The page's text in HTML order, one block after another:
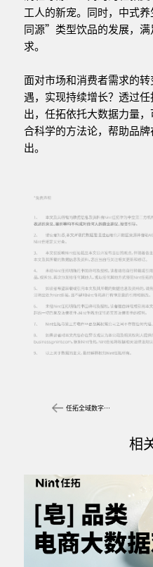
工人的新宠。同时，中式
同源”类型饮品的发展，
求。
面对市场和消费者需求的
遇，实现持续增长？透过
出，任拓依托大数据力量
合科学的方法论，帮助品
出。
任拓全域数字零售行业现状分析，发现美妆品类增长动力
相